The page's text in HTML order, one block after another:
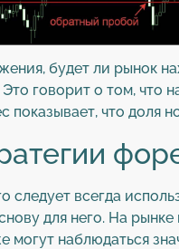
будет ли рынок
говорит о том, что
что доля
всегда
для него. На
наблюдаться